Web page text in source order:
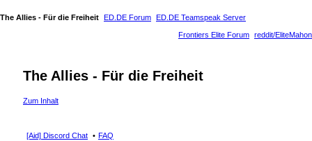
The Allies - Für die Freiheit ED.DE Forum ED.DE Teamspeak Server
reddit/EliteMahon
Frontiers Elite Forum
The Allies - Für die Freiheit
Zum Inhalt
[Aid] Discord Chat FAQ